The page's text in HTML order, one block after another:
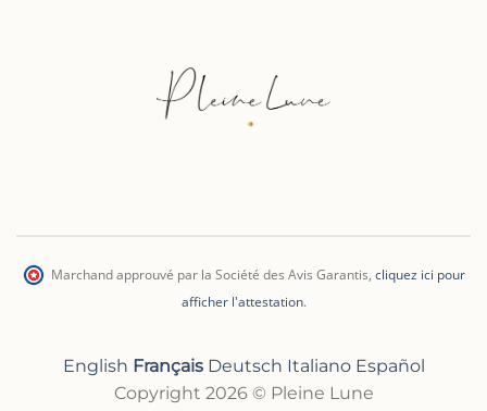
Marchand approuvé par la Société des Avis Garantis, cliquez ici pour
afficher l'attestation.
English Français Deutsch Italiano Español
Copyright 2026 © Pleine Lune